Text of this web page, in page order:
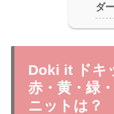
ダ
Doki it ドキ
赤・黄・緑
ニットは？